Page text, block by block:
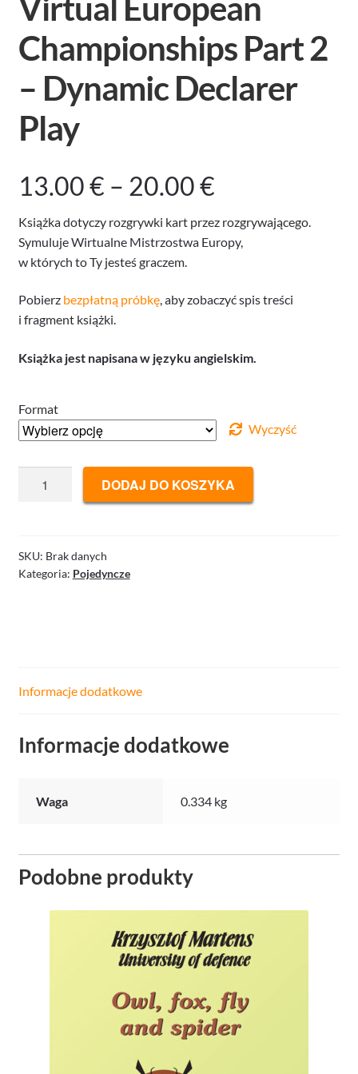
Championships Part 2
– Dynamic Declarer
Play
13.00€ – 20.00€Zakres
cen:
13.00 €
do
Książka dotyczy rozgrywki kart przez rozgrywającego.
Symuluje Wirtualne Mistrzostwa Europy,
w których to Ty jesteś graczem.
Pobierz bezpłatną próbkę, aby zobaczyć spis treści
i fragment książki.
Książka jest napisana w języku angielskim.
Format
Wyczyść
Part
2
DODAJ DO KOSZYKA
SKU: Brak danych
Kategoria: Pojedyncze
Informacje dodatkowe
Informacje dodatkowe
Waga 0.334 kg
Podobne produkty